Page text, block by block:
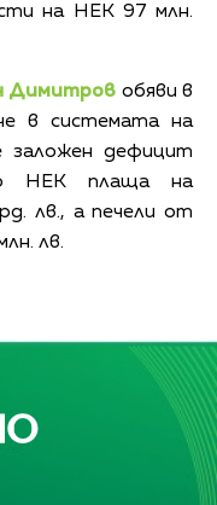
на НЕК 97 млн.
Димитров обяви в
в системата на
заложен дефицит
НЕК плаща на
лв., а печели от
лв.